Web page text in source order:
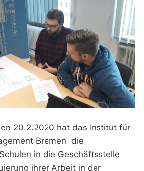
20.2.2020 hat das Institut für
Bremen die
in die Geschäftsstelle
ihrer Arbeit in der